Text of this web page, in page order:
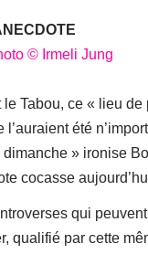
le Tabou, ce « lieu
l’auraient été
» ironise
cocasse
qui
qualifié par cette